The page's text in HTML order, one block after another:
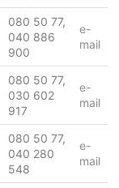
080 50 77,
040 886
900
e-
mail
080 50 77,
030 602
917
e-
mail
080 50 77,
040 280
548
e-
mail